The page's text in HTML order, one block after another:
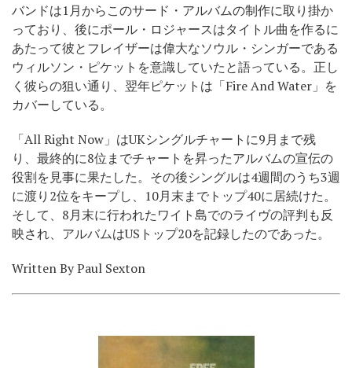
バンドは1月からこのサード・アルバムの制作に取り掛か
っており、後にポール・ロジャースはタイトル曲を作るに
あたって彼とフレイザーは偉大なソウル・シンガーである
ウィルソン・ピケットを意識していたと語っている。正し
く彼らの狙い通り、翌年ピケットは「Fire And Water」を
カバーしている。
「All Right Now」はUKシングルチャートに9月まで残
り、最終的に8位までチャートを昇ったアルバムの宣伝の
役割を見事に果たした。その後シングルは4週間のうち3週
に渡り2位をキープし、10月末までトップ40に居続けた。
そして、8月末に行われたワイト島でのライヴの評判も反
映され、アルバムはUSトップ20を記録したのであった。
Written By Paul Sexton